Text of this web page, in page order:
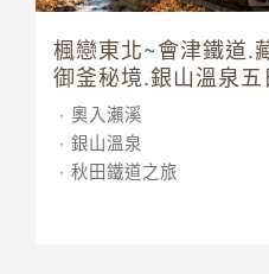
楓戀東北~會津鐵道.
御釜秘境.銀山溫泉五
奧入瀨溪
銀山溫泉
秋田鐵道之旅